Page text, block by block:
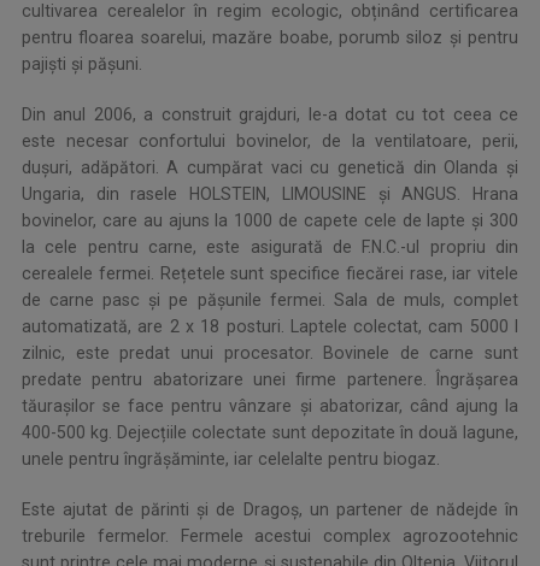
cultivarea cerealelor în regim ecologic, obținând certificarea
pentru floarea soarelui, mazăre boabe, porumb siloz și pentru
pajiști și pășuni.
Din anul 2006, a construit grajduri, le-a dotat cu tot ceea ce
este necesar confortului bovinelor, de la ventilatoare, perii,
dușuri, adăpători. A cumpărat vaci cu genetică din Olanda și
Ungaria, din rasele HOLSTEIN, LIMOUSINE și ANGUS. Hrana
bovinelor, care au ajuns la 1000 de capete cele de lapte și 300
la cele pentru carne, este asigurată de F.N.C.-ul propriu din
cerealele fermei. Rețetele sunt specifice fiecărei rase, iar vitele
de carne pasc și pe pășunile fermei. Sala de muls, complet
automatizată, are 2 x 18 posturi. Laptele colectat, cam 5000 l
zilnic, este predat unui procesator. Bovinele de carne sunt
predate pentru abatorizare unei firme partenere. Îngrășarea
tăurașilor se face pentru vânzare și abatorizar, când ajung la
400-500 kg. Dejecțiile colectate sunt depozitate în două lagune,
unele pentru îngrășăminte, iar celelalte pentru biogaz.
Este ajutat de părinti și de Dragoș, un partener de nădejde în
treburile fermelor. Fermele acestui complex agrozootehnic